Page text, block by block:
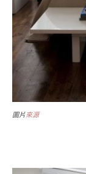
圖片來源